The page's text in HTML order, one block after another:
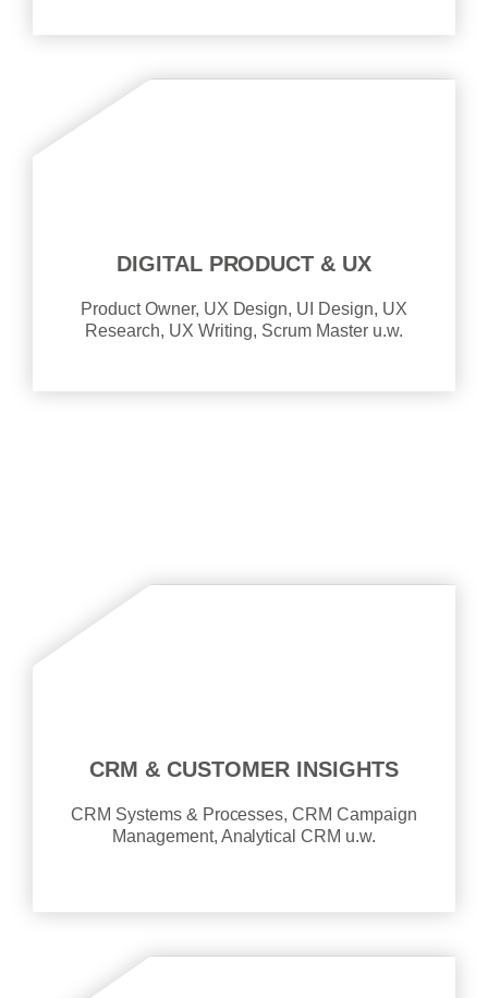
DIGITAL PRODUCT & UX
Product Owner, UX Design, UI Design, UX
Research, UX Writing, Scrum Master u.w.
CRM & CUSTOMER INSIGHTS
CRM Systems & Processes, CRM Campaign
Management, Analytical CRM u.w.